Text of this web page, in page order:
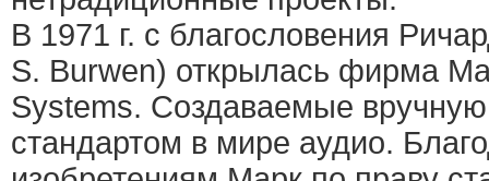
В 1971 г. с благословения
S. Burwen) открылась фирма
Systems. Создаваемые
стандартом в мире аудио.